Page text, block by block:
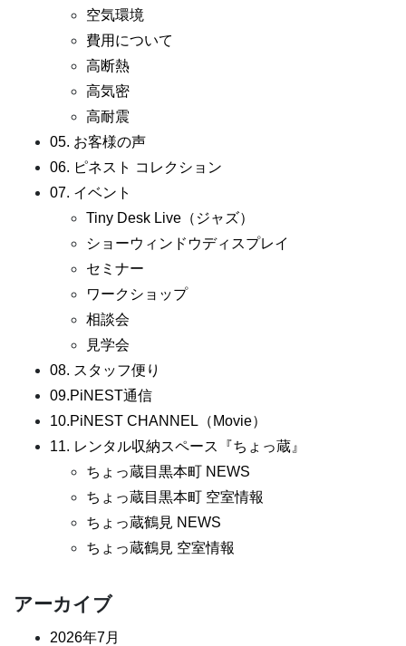
空気環境
費用について
高断熱
高気密
高耐震
05. お客様の声
06. ピネスト コレクション
07. イベント
Tiny Desk Live（ジャズ）
ショーウィンドウディスプレイ
セミナー
ワークショップ
相談会
見学会
08. スタッフ便り
09.PiNEST通信
10.PiNEST CHANNEL（Movie）
11. レンタル収納スペース『ちょっ蔵』
ちょっ蔵目黒本町 NEWS
ちょっ蔵目黒本町 空室情報
ちょっ蔵鶴見 NEWS
ちょっ蔵鶴見 空室情報
アーカイブ
2026年7月